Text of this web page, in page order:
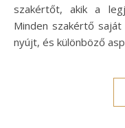
szakértőt, akik a
Minden szakértő
nyújt, és különböző